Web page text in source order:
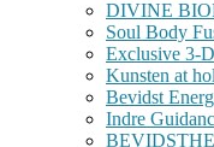
DIVINE
Soul Body
Exclusive 3-
Kunsten at
Bevidst
Indre